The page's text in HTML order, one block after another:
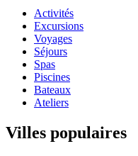
Activités
Excursions
Voyages
Séjours
Spas
Piscines
Bateaux
Ateliers
Villes populaires